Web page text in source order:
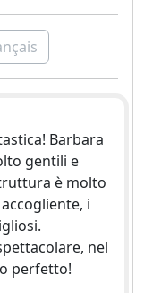
Barbara
gentili e
è molto
i
nel
perfetto!